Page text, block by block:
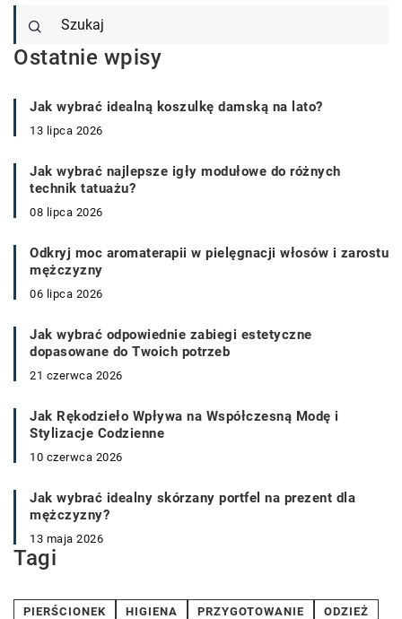
Ostatnie wpisy
Jak wybrać idealną koszulkę damską na lato?
13 lipca 2026
Jak wybrać najlepsze igły modułowe do różnych
technik tatuażu?
08 lipca 2026
Odkryj moc aromaterapii w pielęgnacji włosów i zarostu
mężczyzny
06 lipca 2026
Jak wybrać odpowiednie zabiegi estetyczne
dopasowane do Twoich potrzeb
21 czerwca 2026
Jak Rękodzieło Wpływa na Współczesną Modę i
Stylizacje Codzienne
10 czerwca 2026
Jak wybrać idealny skórzany portfel na prezent dla
mężczyzny?
13 maja 2026
Tagi
PIERŚCIONEK HIGIENA PRZYGOTOWANIE
ODZIEŻ